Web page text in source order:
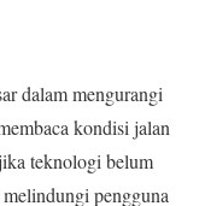
dalam mengurangi
kondisi jalan
teknologi belum
pengguna